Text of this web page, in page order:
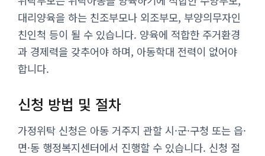
대리양육을 하는 친조부모나 외조부모, 부양의무자인
친인척 등이 될 수 있습니다. 양육에 적합한 주거환경
과 경제력을 갖추어야 하며, 아동학대 전력이 없어야
합니다.
신청 방법 및 절차
가정위탁 신청은 아동 거주지 관할 시·군·구청 또는 읍·
면·동 행정복지센터에서 진행할 수 있습니다. 신청 절